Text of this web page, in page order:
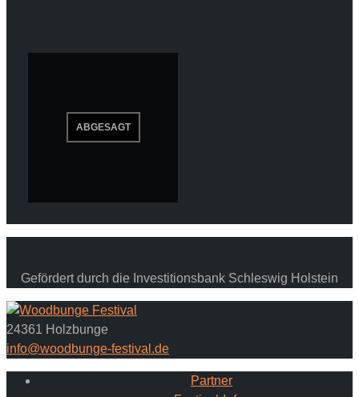
Gefördert durch die Investitionsbank Schleswig Holstein
24361 Holzbunge
info@woodbunge-festival.de
Partner